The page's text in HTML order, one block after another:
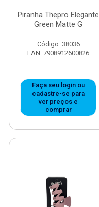
Piranha Thepro Elegante
Green Matte G
Código: 38036
EAN: 7908912600826
Faça seu login ou
cadastre-se para
ver preços e
comprar